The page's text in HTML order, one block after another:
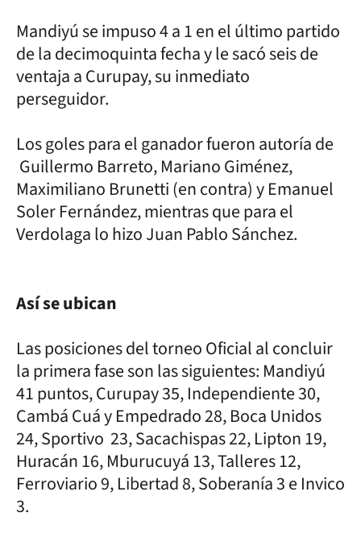
Mandiyú se impuso 4 a 1 en el último partido
de la decimoquinta fecha y le sacó seis de
ventaja a Curupay, su inmediato
perseguidor.
Los goles para el ganador fueron autoría de
Guillermo Barreto, Mariano Giménez,
Maximiliano Brunetti (en contra) y Emanuel
Soler Fernández, mientras que para el
Verdolaga lo hizo Juan Pablo Sánchez.
Así se ubican
Las posiciones del torneo Oficial al concluir
la primera fase son las siguientes: Mandiyú
41 puntos, Curupay 35, Independiente 30,
Cambá Cuá y Empedrado 28, Boca Unidos
24, Sportivo 23, Sacachispas 22, Lipton 19,
Huracán 16, Mburucuyá 13, Talleres 12,
Ferroviario 9, Libertad 8, Soberanía 3 e Invico
3.